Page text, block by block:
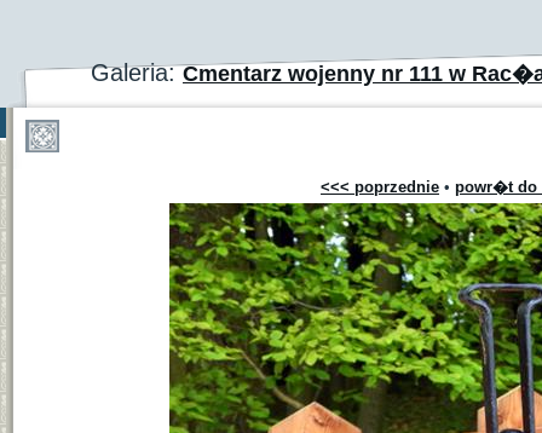
Galeria:Cmentarz wojenny nr 111 w
<<< poprzednie • powr�t do